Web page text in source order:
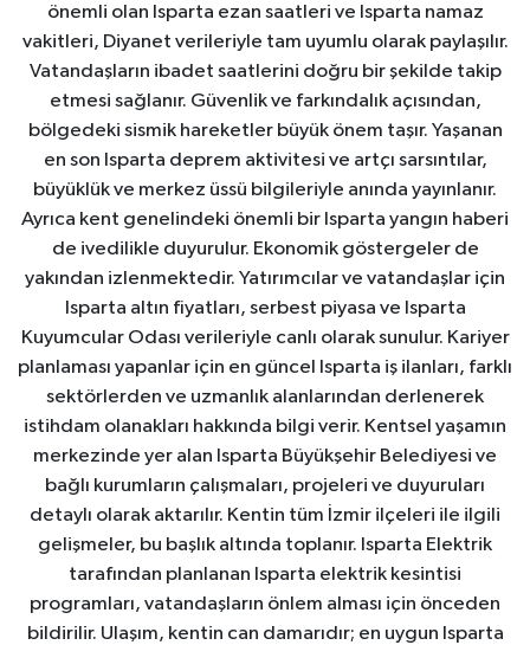
önemli olan Isparta ezan saatleri ve Isparta namaz
vakitleri, Diyanet verileriyle tam uyumlu olarak paylaşılır.
Vatandaşların ibadet saatlerini doğru bir şekilde takip
etmesi sağlanır. Güvenlik ve farkındalık açısından,
bölgedeki sismik hareketler büyük önem taşır. Yaşanan
en son Isparta deprem aktivitesi ve artçı sarsıntılar,
büyüklük ve merkez üssü bilgileriyle anında yayınlanır.
Ayrıca kent genelindeki önemli bir Isparta yangın haberi
de ivedilikle duyurulur. Ekonomik göstergeler de
yakından izlenmektedir. Yatırımcılar ve vatandaşlar için
Isparta altın fiyatları, serbest piyasa ve Isparta
Kuyumcular Odası verileriyle canlı olarak sunulur. Kariyer
planlaması yapanlar için en güncel Isparta iş ilanları, farklı
sektörlerden ve uzmanlık alanlarından derlenerek
istihdam olanakları hakkında bilgi verir. Kentsel yaşamın
merkezinde yer alan Isparta Büyükşehir Belediyesi ve
bağlı kurumların çalışmaları, projeleri ve duyuruları
detaylı olarak aktarılır. Kentin tüm İzmir ilçeleri ile ilgili
gelişmeler, bu başlık altında toplanır. Isparta Elektrik
tarafından planlanan Isparta elektrik kesintisi
programları, vatandaşların önlem alması için önceden
bildirilir. Ulaşım, kentin can damarıdır; en uygun Isparta